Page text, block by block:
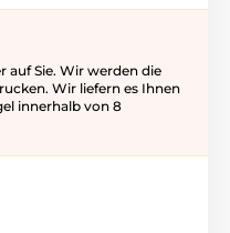
auf Sie. Wir werden die
Wir liefern es Ihnen
innerhalb von 8